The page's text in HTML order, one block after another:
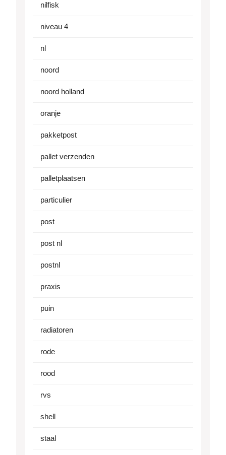
nilfisk
niveau 4
nl
noord
noord holland
oranje
pakketpost
pallet verzenden
palletplaatsen
particulier
post
post nl
postnl
praxis
puin
radiatoren
rode
rood
rvs
shell
staal